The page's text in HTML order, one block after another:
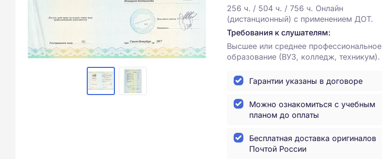
256 ч. / 504 ч. / 756 ч. Онлайн
(дистанционный) с применением ДОТ.
Требования к слушателям:
Высшее или среднее профессиональное
образование (ВУЗ, колледж, техникум).
Гарантии указаны в договоре
Можно ознакомиться с учебным
планом до оплаты
Бесплатная доставка оригиналов
Почтой России